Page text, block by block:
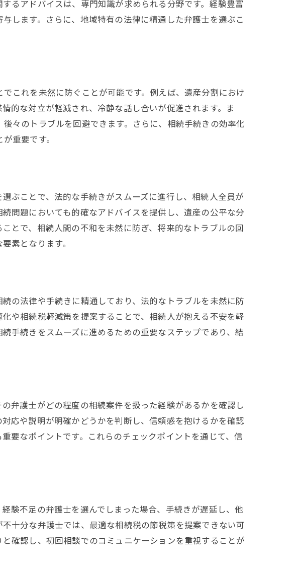
の重要性
選び方
具体的なアドバイス
弁護士の違い
らす安心感
選び方
法
点
作成法
ションの重要性
予防策
け方
ポイント
方法
ョン術
対話術
す安心感
ミング
ドバックの重要性
るアドバイスは、専門知識が求められる分野です。経験豊富
します。さらに、地域特有の法律に精通した弁護士を選ぶこ
これを未然に防ぐことが可能です。例えば、遺産分割におけ
的な対立が軽減され、冷静な話し合いが促進されます。ま
々のトラブルを回避できます。さらに、相続手続きの効率化
重要です。
ぶことで、法的な手続きがスムーズに進行し、相続人全員が
問題においても的確なアドバイスを提供し、遺産の公平な分
とで、相続人間の不和を未然に防ぎ、将来的なトラブルの回
素となります。
の法律や手続きに精通しており、法的なトラブルを未然に防
や相続税軽減策を提案することで、相続人が抱える不安を軽
手続きをスムーズに進めるための重要なステップであり、結
弁護士がどの程度の相続案件を扱った経験があるかを確認し
応や説明が明確かどうかを判断し、信頼感を抱けるかを確認
要なポイントです。これらのチェックポイントを通じて、信
験不足の弁護士を選んでしまった場合、手続きが遅延し、他
十分な弁護士では、最適な相続税の節税策を提案できない可
確認し、初回相談でのコミュニケーションを重視することが